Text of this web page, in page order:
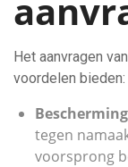
Het aanvragen
voordelen bieden:
tegen
voorsprong